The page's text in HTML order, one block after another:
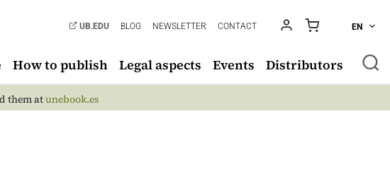
UB.EDU BLOG NEWSLETTER CONTACT EN
How to publish Legal aspects Events Distributors
them atunebook.es